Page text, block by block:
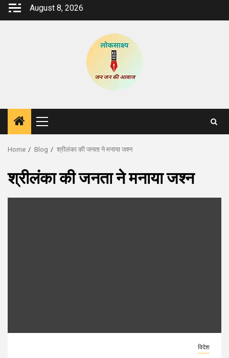
Skip
August 8, 2026
Primary
Menu
Home Blog श्रीलंका की जनता ने मनाया जश्न
श्रीलंका की जनता ने मनाया जश्न
विदेश